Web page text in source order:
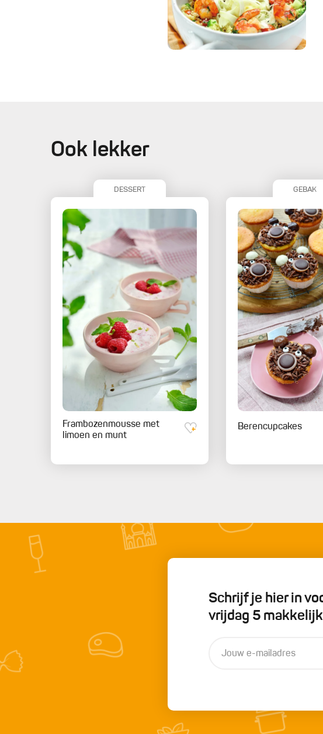
Ook lekker
DESSERT
Frambozenmousse met
limoen en munt
GEBAK
Berencupcakes
Schrijf je hier in
vrijdag 5